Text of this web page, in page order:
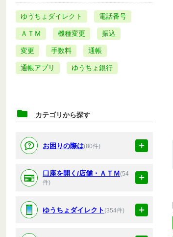
ゆうちょダイレクト 電話番号
ＡＴＭ 機種変更 振込
変更 手数料 通帳
通帳アプリ ゆうちょ銀行
カテゴリから探す
お困りの際は(80件)
口座を開く/店舗・ＡＴＭ(54
件)
ゆうちょダイレクト(354件)